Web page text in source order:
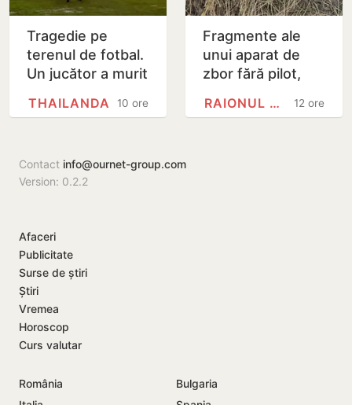
Tragedie pe
terenul de fotbal.
Un jucător a murit
chiar în timpul10 ore
THAILANDA
Fragmente ale
unui aparat de
zbor fără pilot,
12 ore
RAIONUL CAHUL
Contact info@ournet-group.com
Version: 0.2.2
Afaceri
Publicitate
Surse de știri
Știri
Vremea
Horoscop
Curs valutar
România
Bulgaria